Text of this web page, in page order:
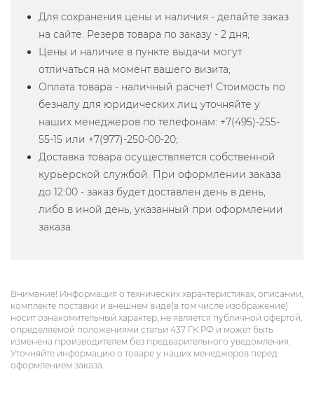
Для сохранения цены и наличия - делайте заказ
на сайте. Резерв товара по заказу - 2 дня;
Цены и наличие в пункте выдачи могут
отличаться на момент вашего визита;
Оплата товара - наличный расчет! Стоимость по
безналу для юридических лиц уточняйте у
наших менеджеров по телефонам: +7(495)-255-
55-15 или +7(977)-250-00-20;
Доставка товара осуществляется собственной
курьерской службой. При оформлении заказа
до 12:00 - заказ будет доставлен день в день,
либо в иной день, указанный при оформлении
заказа.
Внимание! Информация о технических характеристиках, описании,
комплекте поставки и внешнем виде(в том числе изображение)
носит ознакомительный характер, не является публичной офертой,
определяемой положениями статьи 437 ГК РФ и может быть
изменена производителем без предварительного уведомления.
Уточняйте информацию о товаре у наших менеджеров перед
оформлением заказа.